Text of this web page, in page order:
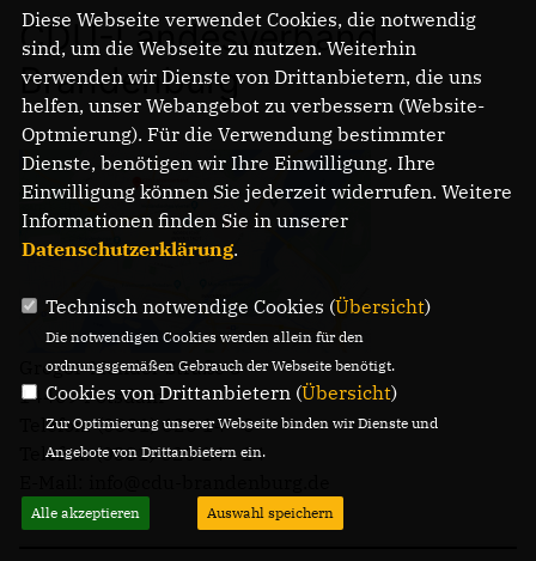
CDU-Landesverband
Brandenburg
Gregor-Mendel-Straße 3
14469 Potsdam
Telefon: (0331) 620 14 - 0
Telefax: (0331) 620 14 - 14
Diese Webseite verwendet Cookies, die notwendig
sind, um die Webseite zu nutzen. Weiterhin
verwenden wir Dienste von Drittanbietern, die uns
helfen, unser Webangebot zu verbessern (Website-
Optmierung). Für die Verwendung bestimmter
Dienste, benötigen wir Ihre Einwilligung. Ihre
Einwilligung können Sie jederzeit widerrufen. Weitere
Informationen finden Sie in unserer
Datenschutzerklärung.
Technisch notwendige Cookies (Übersicht)
Die notwendigen Cookies werden allein für den
ordnungsgemäßen Gebrauch der Webseite benötigt.
Cookies von Drittanbietern (Übersicht)
Zur Optimierung unserer Webseite binden wir Dienste und
Angebote von Drittanbietern ein.
Alle akzeptieren Auswahl speichern